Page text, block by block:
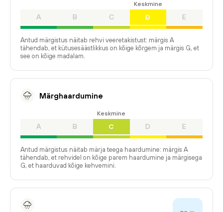
A B C
Keskmine
D E
Antud märgistus näitab rehvi veeretakistust: märgis A
tähendab, et kütusesäästlikkus on kõige kõrgem ja märgis G, et
see on kõige madalam.
Märghaardumine
A B
Keskmine
C D E
Antud märgistus näitab märja teega haardumine: märgis A
tähendab, et rehvidel on kõige parem haardumine ja märgisega
G, et haarduvad kõige kehvemini.